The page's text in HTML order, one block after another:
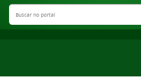
Buscar no portal